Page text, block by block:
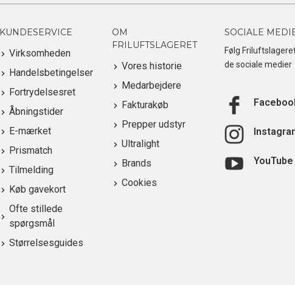
KUNDESERVICE
Virksomheden
Handelsbetingelser
Fortrydelsesret
Åbningstider
E-mærket
Prismatch
Tilmelding
Køb gavekort
Ofte stillede
spørgsmål
Størrelsesguides
OM
FRILUFTSLAGERET
Vores historie
Medarbejdere
Fakturakøb
Prepper udstyr
Ultralight
Brands
Cookies
SOCIALE
Følg
de sociale medier
YouTube